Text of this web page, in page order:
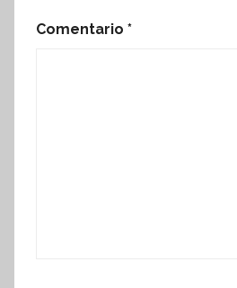
Comentario *